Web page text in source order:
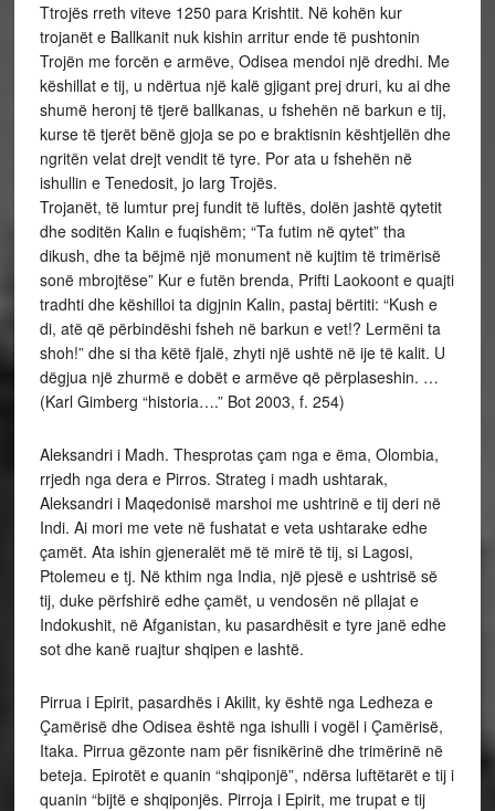
Ttrojës rreth viteve 1250 para Krishtit. Në kohën kur
trojanët e Ballkanit nuk kishin arritur ende të pushtonin
Trojën me forcën e armëve, Odisea mendoi një dredhi. Me
këshillat e tij, u ndërtua një kalë gjigant prej druri, ku ai dhe
shumë heronj të tjerë ballkanas, u fshehën në barkun e tij,
kurse të tjerët bënë gjoja se po e braktisnin kështjellën dhe
ngritën velat drejt vendit të tyre. Por ata u fshehën në
ishullin e Tenedosit, jo larg Trojës.
Trojanët, të lumtur prej fundit të luftës, dolën jashtë qytetit
dhe soditën Kalin e fuqishëm; “Ta futim në qytet” tha
dikush, dhe ta bëjmë një monument në kujtim të trimërisë
sonë mbrojtëse” Kur e futën brenda, Prifti Laokoont e quajti
tradhti dhe këshilloi ta digjnin Kalin, pastaj bërtiti: “Kush e
di, atë që përbindëshi fsheh në barkun e vet!? Lermëni ta
shoh!” dhe si tha këtë fjalë, zhyti një ushtë në ije të kalit. U
dëgjua një zhurmë e dobët e armëve që përplaseshin. …
(Karl Gimberg “historia….” Bot 2003, f. 254)
Aleksandri i Madh. Thesprotas çam nga e ëma, Olombia,
rrjedh nga dera e Pirros. Strateg i madh ushtarak,
Aleksandri i Maqedonisë marshoi me ushtrinë e tij deri në
Indi. Ai mori me vete në fushatat e veta ushtarake edhe
çamët. Ata ishin gjeneralët më të mirë të tij, si Lagosi,
Ptolemeu e tj. Në kthim nga India, një pjesë e ushtrisë së
tij, duke përfshirë edhe çamët, u vendosën në pllajat e
Indokushit, në Afganistan, ku pasardhësit e tyre janë edhe
sot dhe kanë ruajtur shqipen e lashtë.
Pirrua i Epirit, pasardhës i Akilit, ky është nga Ledheza e
Çamërisë dhe Odisea është nga ishulli i vogël i Çamërisë,
Itaka. Pirrua gëzonte nam për fisnikërinë dhe trimërinë në
beteja. Epirotët e quanin “shqiponjë”, ndërsa luftëtarët e tij i
quanin “bijtë e shqiponjës. Pirroja i Epirit, me trupat e tij